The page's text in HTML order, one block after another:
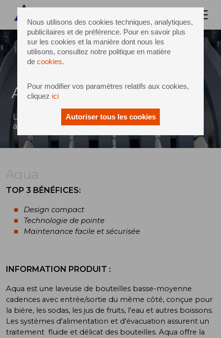
Nous utilisons des cookies techniques, analytiques,
publicitaires et de préférence. Pour en savoir plus
sur les cookies et la manière dont nous les
utilisons, consultez notre politique en matière
de cookies.
Pour modifier vos paramètres relatifs aux cookies,
cliquez ici
Autoriser tous les cookies
Aqua
Laveuse de bouteilles basse-moyenne cadences
au design compact et à la technologie de pointe
Aqua
TOP 3 BÉNÉFICES:
Design compact
Technologie de pointe
Maintenance facile et sécurisée
INFORMATION PRODUIT :
Aqua est une laveuse de bouteilles basse-moyenne
cadences avec entrée/sortie du même côté, conçue pour
la bière, les sodas, les jus de fruits, l'eau et autres boissons.
Les systèmes d'alimentation et d'évacuation assurent un
traitement fluide et délicat des bouteilles. Aqua offre la